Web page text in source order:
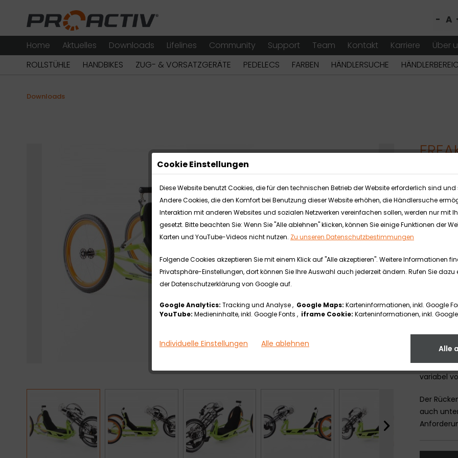
- A
Home Aktuelles Downloads Lifelines Community Support Team Kontakt Karriere Über
ROLLSTÜHLE
HANDBIKES ZUG- & VORSATZGERÄTE PEDELECS FARBEN HÄNDLERSUCHE
Downloads
In
speziell
Das
Schalt-
variabel
Der
auch
Cookie Einstellungen
Diese Website benutzt Cookies, die für den technischen Betrieb der Website erforderlich sind
Andere Cookies, die den Komfort bei Benutzung dieser Website erhöhen, die Händlersuche
Interaktion mit anderen Websites und sozialen Netzwerken vereinfachen sollen, werden nur mit
gesetzt. Bitte beachten Sie: Wenn Sie "Alle ablehnen" klicken, können Sie einige Funktionen der
Karten und YouTube-Videos nicht nutzen. Zu unseren Datenschutzbestimmungen
Folgende Cookies akzeptieren Sie mit einem Klick auf "Alle akzeptieren". Weitere Informationen
Privatsphäre-Einstellungen, dort können Sie Ihre Auswahl auch jederzeit ändern. Rufen Sie
der Datenschutzerklärung von Google auf.
Google Analytics: Tracking und Analyse , Google Maps: Karteninformationen, inkl. Google
YouTube: Medieninhalte, inkl. Google Fonts , iframe Cookie: Karteninformationen, inkl.
Individuelle Einstellungen Alle ablehnen Alle